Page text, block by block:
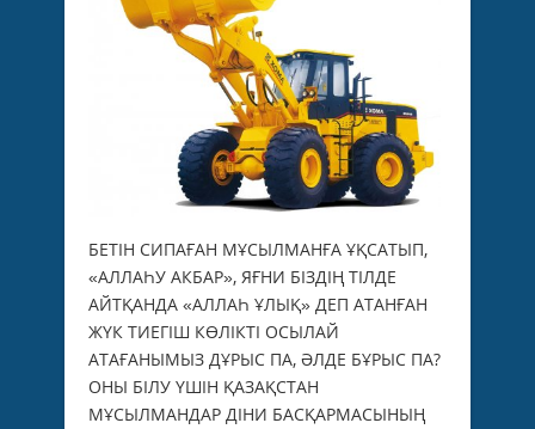
БЕТІН СИПАҒАН МҰСЫЛМАНҒА ҰҚСАТЫП,
«АЛЛАҺУ АКБАР», ЯҒНИ БІЗДІҢ ТІЛДЕ
АЙТҚАНДА «АЛЛАҺ ҰЛЫҚ» ДЕП АТАНҒАН
ЖҮК ТИЕГІШ КӨЛІКТІ ОСЫЛАЙ
АТАҒАНЫМЫЗ ДҰРЫС ПА, ӘЛДЕ БҰРЫС ПА?
ОНЫ БІЛУ ҮШІН ҚАЗАҚСТАН
МҰСЫЛМАНДАР ДІНИ БАСҚАРМАСЫНЫҢ